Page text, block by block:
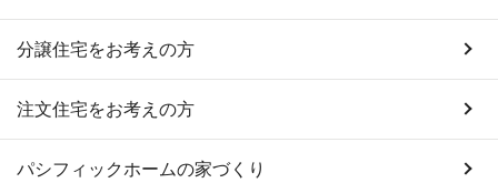
分譲住宅をお考えの方
注文住宅をお考えの方
パシフィックホームの家づくり